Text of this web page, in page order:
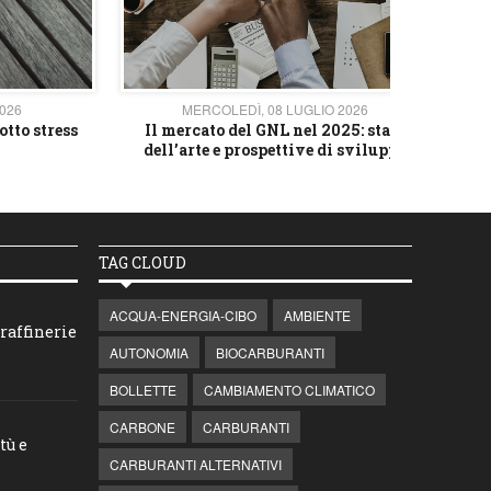
stress
MERCOLEDÌ, 08 LUGLIO 2026
Il mercato del GNL nel 2025: stato
dell’arte e prospettive di sviluppo
raffinerie
e
TAG CLOUD
ACQUA-ENERGIA-CIBO
AMBIENTE
AUTONOMIA
BIOCARBURANTI
BOLLETTE
CAMBIAMENTO CLIMATICO
CARBONE
CARBURANTI
CARBURANTI ALTERNATIVI